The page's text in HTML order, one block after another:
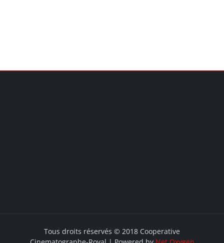
Tous droits réservés © 2018 Cooperative